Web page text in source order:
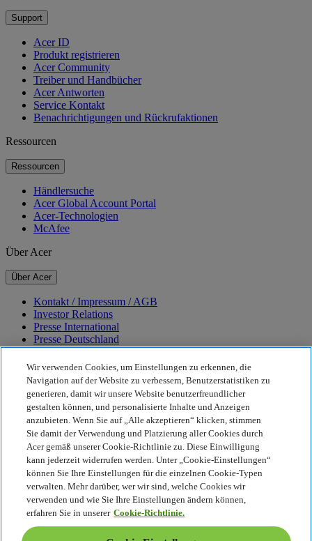
Support
Acer ID
Produkt registrieren
Acer Community
Treiber und Handbücher
Acer Antworten
Service Kontakt
Benachrichtigungen und Rückrufaktionen
Ressourcen
Ressourcen
Händlersuche
Acer Global Account Portal
Acer-Technologien
McAfee
Über Acer
Über Acer
Kontakt / Impressum / AGB
Investor Relations
Presse International
Presse Deutschland
Auszeichnungen
Veranstaltungen
Nachhaltigkeit
Nachhaltigkeit
Corporate Social Responsibility
CO2-Bilanz unserer Produkte
Project Humanity
Earthion
Datenschutzrichtlinie
Cookie-Richtlinie
Rechtlicher Hinweis
Zusätzliche rechtliche Informationen
Wir verwenden Cookies, um Einstellungen zu erkennen, die
Navigation auf der Website zu verbessern, Benutzerstatistiken zu
generieren, damit wir unsere Website benutzerfreundlicher
gestalten können, und personalisierte Inhalte und Anzeigen
anzubieten. Wenn Sie auf „Alle akzeptieren“ klicken, stimmen
Sie damit der Verwendung und Platzierung aller Cookies durch
Acer gemäß unserer Cookie-Richtlinie zu. Diese Einwilligung
kann jederzeit widerrufen werden. Unter „Cookie-Einstellungen“
können Sie Ihre Einstellungen für die einzelnen Cookie-Typen
verwalten. Mehr darüber, wer wir sind, welche Cookies wir
verwenden und wie Sie Ihre Einstellungen ändern können,
erfahren Sie in unserer Cookie-Richtlinie.